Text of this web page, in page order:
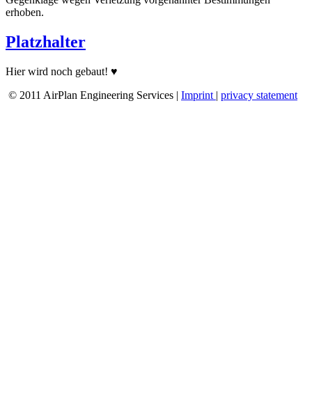
erhoben.
Platzhalter
Hier wird noch gebaut! ♥
© 2011 AirPlan Engineering Services | Imprint | privacy statement